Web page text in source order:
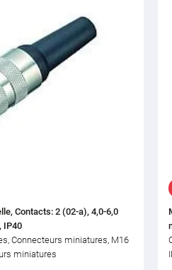
Contacts: 2 (02-a), 4,0-6,0
IP40
Connecteurs miniatures, M16
miniatures